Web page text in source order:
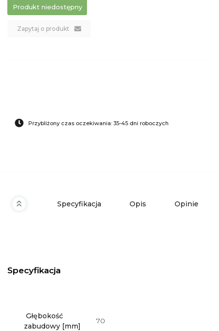
Produkt niedostępny
Zapytaj o produkt
Przybliżony czas oczekiwania: 35-45 dni roboczych
Specyfikacja Opis Opinie
Specyfikacja
Głębokość
zabudowy [mm]
70